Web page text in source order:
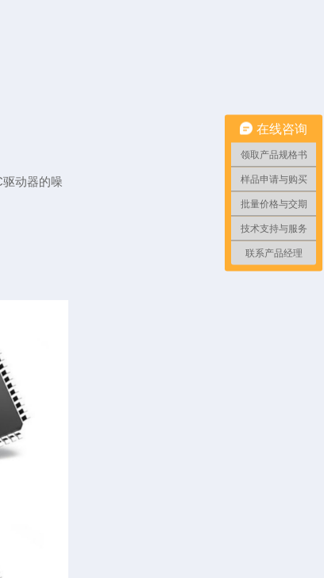
动器的噪
在线咨询
领取产品规格书
样品申请与购买
批量价格与交期
技术支持与服务
联系产品经理